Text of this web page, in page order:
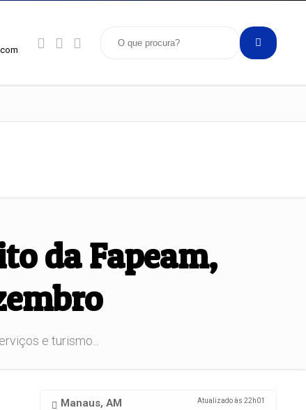
da Fapeam,
e turismo...
Manaus, AM Atualizado às 22h01